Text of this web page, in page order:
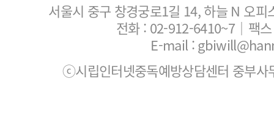
서울시 중구 창경궁로1길 14, 하늘 N 오
전화 : 02-912-6410~7 ｜팩
E-mail :
ⓒ시립인터넷중독예방상담센터 중부